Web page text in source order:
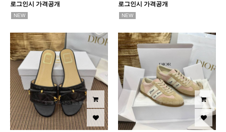
로그인시 가격공개
NEW
로그인시 가격공개
NEW